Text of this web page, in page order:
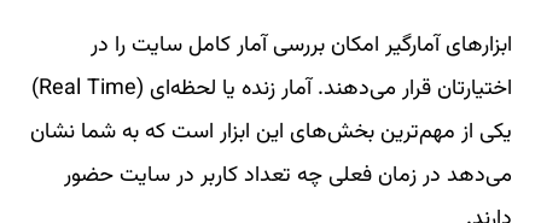
ابزارهای آمارگیر امکان بررسی آمار کامل سایت را در
اختیارتان قرار می‌دهند. آمار زنده یا لحظه‌ای (Real Time)
یکی از مهم‌ترین بخش‌های این ابزار است که به شما نشان
می‌دهد در زمان فعلی چه تعداد کاربر در سایت حضور